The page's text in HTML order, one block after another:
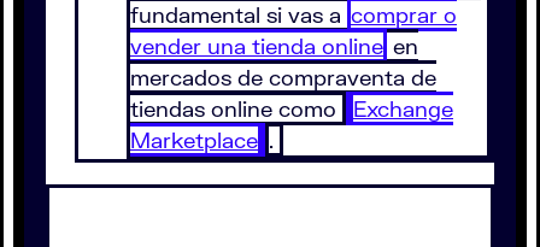
fundamental si vas a comprar o
vender una tienda online en
mercados de compraventa de
tiendas online como
Exchange
Marketplace .